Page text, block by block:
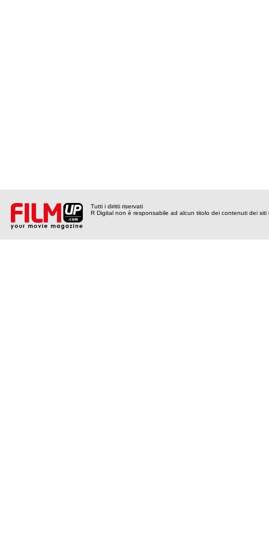
Tutti i diritti riservati
R Digital non è responsabile ad alcun titolo dei contenuti dei siti